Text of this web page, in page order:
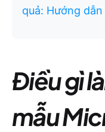
quả: Hướng
Điều gì
mẫu